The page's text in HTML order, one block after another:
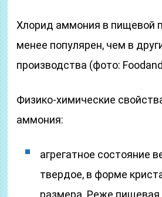
Хлорид аммония в пищевой
менее популярен, чем в
производства (фото:
Физико-химические
аммония:
агрегатное состояние
твердое, в форме
размера. Реже пищевая